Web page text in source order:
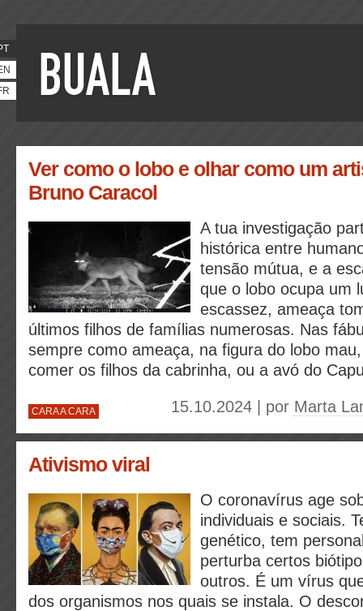
Ver como o lobo e olhar como um
Bruno Caracol
A tua investigação
histórica entre
tensão mútua, e a
que o lobo ocupa um
escassez, ameaça
últimos filhos de famílias numerosas. Nas
sempre como ameaça, na figura do lobo
comer os filhos da cabrinha, ou a avó do
CARA A CARA 15.10.2024 | por Marta
Ativismo viral
O coronavírus age
individuais e sociais.
genético, tem
perturba certos
outros. É um vírus
dos organismos nos quais se instala. O